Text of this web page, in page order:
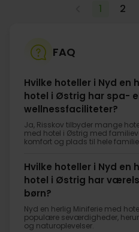
1 2
FAQ
Hvilke hoteller i Nyd en
hotel i Østrig har spa-
wellnessfaciliteter?
Ja, Risskov tilbyder mange
med hotel i Østrig med
komfort og plads til hele
Hvilke hoteller i Nyd en
hotel i Østrig har
børn?
Nyd en herlig Miniferie med
populære seværdigheder,
og naturoplevelser.